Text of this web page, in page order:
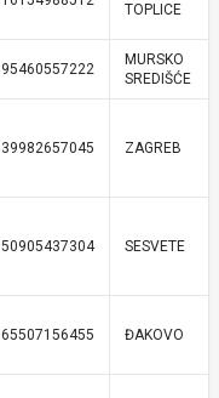
TOPLICE
95460557222
MURSKO
SREDIŠĆE
39982657045 ZAGREB
50905437304 SESVETE
65507156455 ĐAKOVO